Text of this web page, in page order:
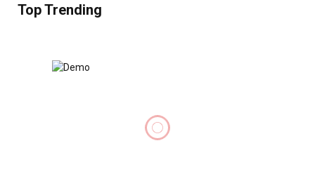
Top Trending